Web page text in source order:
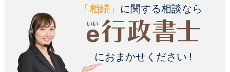
オンライン面談可 事務所面談可
「相続」 に関する相談なら
におまかせください !